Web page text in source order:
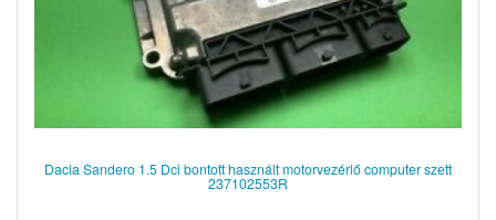
Dacia Sandero 1.5 Dci bontott használt motorvezérlő computer szett
237102553R